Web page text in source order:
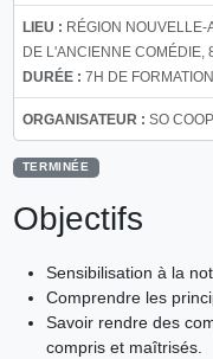
LIEU : RÉGION NOUVELLE-
DE L'ANCIENNE COMÉDIE,
DURÉE : 7H DE FORMATION
ORGANISATEUR : SO
TERMINÉE
Objectifs
Sensibilisation à la
Comprendre les
Savoir rendre des
compris et maîtrisés.